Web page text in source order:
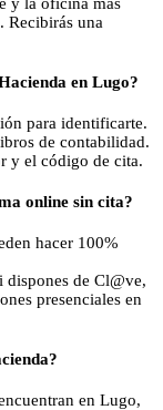
y la oficina más
Recibirás una
en Lugo?
para identificarte.
de contabilidad.
y el código de cita.
online sin cita?
hacer 100%
dispones de Cl@ve,
presenciales en
en Lugo,